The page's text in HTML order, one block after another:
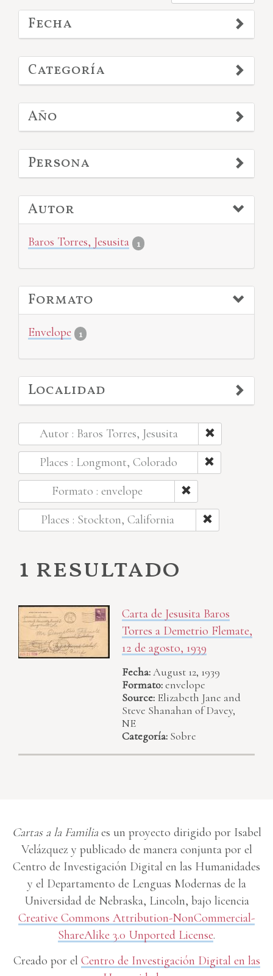
Fecha
Categoría
Año
Persona
Autor
Baros Torres, Jesusita 1
Formato
Envelope 1
Localidad
Autor : Baros Torres, Jesusita
Places : Longmont, Colorado
Formato : envelope
Places : Stockton, California
1 resultado
Carta de Jesusita Baros
Torres a Demetrio Flemate,
12 de agosto, 1939
Fecha:August 12, 1939
Formato:envelope
Source: Elizabeth Jane and
Steve Shanahan of Davey,
NE
Categoría: Sobre
Cartas a la Familiaes un proyecto dirigido por Isabel
Velázquez y publicado de manera conjunta por el
Centro de Investigación Digital en las Humanidades
y el Departamento de Lenguas Modernas de la
Universidad de Nebraska, Lincoln, bajo licencia
Creative Commons Attribution-NonCommercial-
ShareAlike 3.0 Unported License.
Creado por el Centro de Investigación Digital en las